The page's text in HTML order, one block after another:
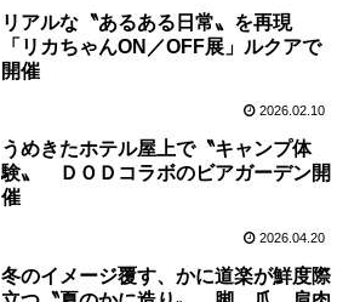
リアルな〝あるある日常〟を再現
「リカちゃんON／OFF展」ルクアで
開催
2026.02.10
うめきたホテル屋上で〝キャンプ体
験〟 ＤＯＤコラボのビアガーデン開
催
2026.04.20
冬のイメージ覆す、かに道楽が鮮度際